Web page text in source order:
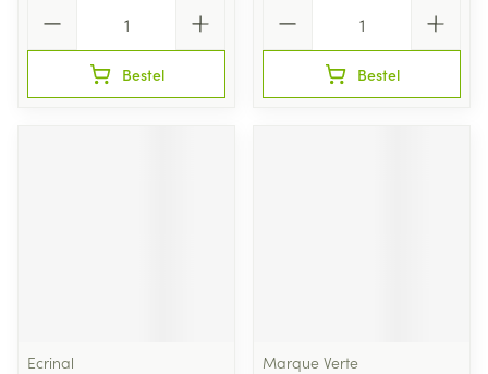
Bestel Bestel
Ecrinal
Marque Verte